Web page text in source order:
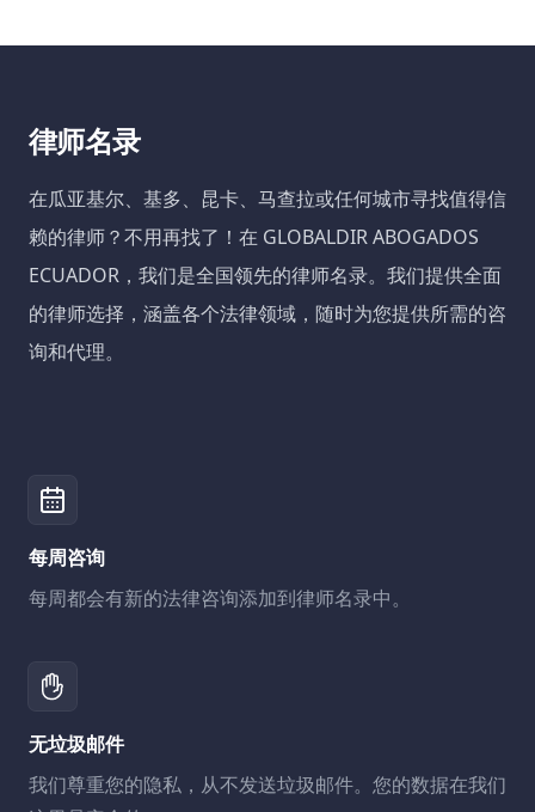
律师名录
在瓜亚基尔、基多、昆卡、马查拉或任何城市寻找值得信
赖的律师？不用再找了！在 GLOBALDIR ABOGADOS
ECUADOR，我们是全国领先的律师名录。我们提供全面
的律师选择，涵盖各个法律领域，随时为您提供所需的咨
询和代理。
每周咨询
每周都会有新的法律咨询添加到律师名录中。
无垃圾邮件
我们尊重您的隐私，从不发送垃圾邮件。您的数据在我们